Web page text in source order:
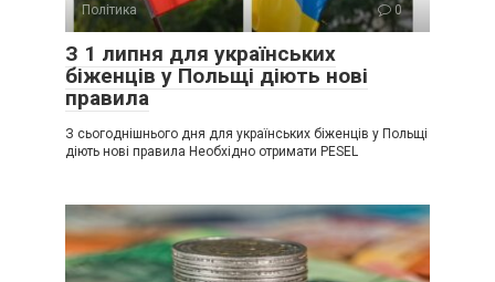
Політика 0
З 1 липня для українських
біженців у Польщі діють нові
правила
З сьогоднішнього дня для українських біженців у Польщі
діють нові правила Необхідно отримати PESEL